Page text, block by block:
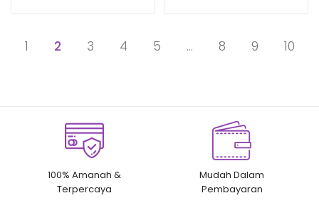
1 2 3 4 5 … 8 9 10
100% Amanah &
Terpercaya
Mudah Dalam
Pembayaran